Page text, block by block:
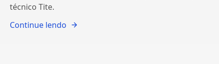
técnico Tite.
Continue lendo